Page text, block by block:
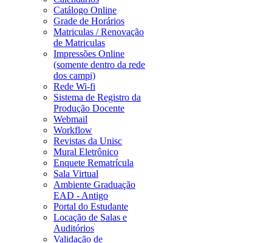
Catálogo Online
Grade de Horários
Matriculas / Renovação
de Matriculas
Impressões Online
(somente dentro da rede
dos campi)
Rede Wi-fi
Sistema de Registro da
Produção Docente
Webmail
Workflow
Revistas da Unisc
Mural Eletrônico
Enquete Rematrícula
Sala Virtual
Ambiente Graduação
EAD - Antigo
Portal do Estudante
Locação de Salas e
Auditórios
Validação de